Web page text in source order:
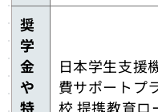
奨
学
金
や
特
日本学生支援
費サポートプ
校 提携教育ロ